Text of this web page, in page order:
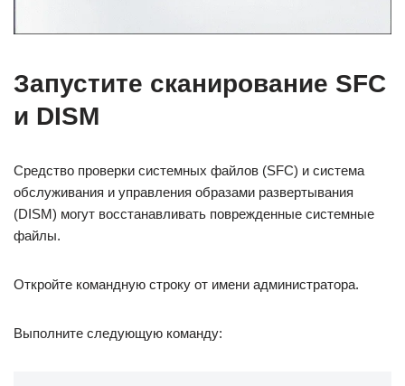
Запустите сканирование SFC
и DISM
Средство проверки системных файлов (SFC) и система
обслуживания и управления образами развертывания
(DISM) могут восстанавливать поврежденные системные
файлы.
Откройте командную строку от имени администратора.
Выполните следующую команду: